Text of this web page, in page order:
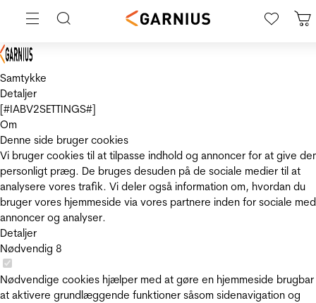
Samtykke
Detaljer
[#IABV2SETTINGS#]
Om
Denne side bruger cookies
Vi bruger cookies til at tilpasse indhold og annoncer for at give
personligt præg. De bruges desuden på de sociale medier til at
analysere vores trafik. Vi deler også information om, hvordan du
bruger vores hjemmeside via vores partnere inden for sociale
annoncer og analyser.
Detaljer
Nødvendig 8
Nødvendige cookies hjælper med at gøre en hjemmeside
at aktivere grundlæggende funktioner såsom sidenavigation og